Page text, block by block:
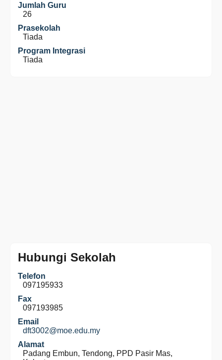
Jumlah Guru
26
Prasekolah
Tiada
Program Integrasi
Tiada
Hubungi Sekolah
Telefon
097195933
Fax
097193985
Email
dft3002@moe.edu.my
Alamat
Padang Embun, Tendong, PPD Pasir Mas,